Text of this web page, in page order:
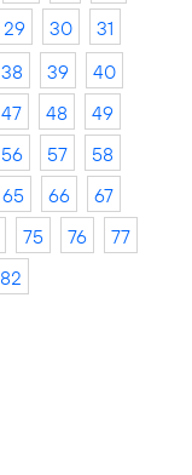
29 30
31
38 39
40
47 48
49
56 57
58
65 66
67
75 76
77
82